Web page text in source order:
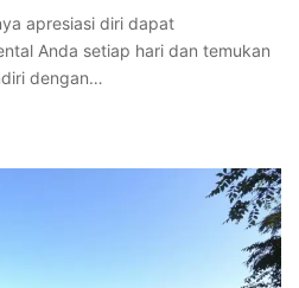
apresiasi diri dapat
Anda setiap hari dan temukan
dengan…